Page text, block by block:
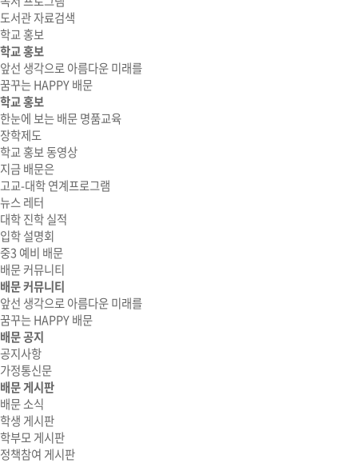
도서관 자료검색
학교 홍보
학교 홍보
앞선 생각으로 아름다운 미래를
꿈꾸는 HAPPY 배문
학교 홍보
한눈에 보는 배문 명품교육
장학제도
학교 홍보 동영상
지금 배문은
고교-대학 연계프로그램
뉴스 레터
대학 진학 실적
입학 설명회
중3 예비 배문
배문 커뮤니티
배문 커뮤니티
앞선 생각으로 아름다운 미래를
꿈꾸는 HAPPY 배문
배문 공지
공지사항
가정통신문
배문 게시판
배문 소식
학생 게시판
학부모 게시판
정책참여 게시판